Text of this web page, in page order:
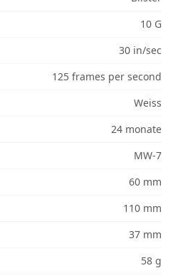
10 G
30 in/sec
125 frames per second
Weiss
24 monate
MW-7
60 mm
110 mm
37 mm
58 g